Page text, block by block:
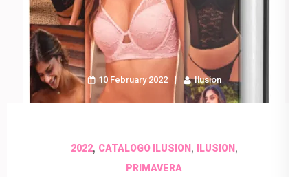
10 February 2022 Ilusion
2022, CATALOGO ILUSION, ILUSION,
PRIMAVERA